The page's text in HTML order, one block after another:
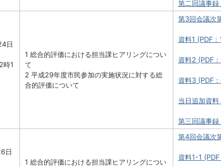
第二回議事
日
時1
1 総合的評価における担当課ヒアリングについ
て
2 平成29年度市民参加の実施状況に対する総
合的評価について
第3回会議次
資料1 (PDF
資料2 (PDF
資料3 (PDF
当日追加資
第三回議事
日
1 総合的評価における担当課ヒアリングについ
第4回会議次
資料1-1